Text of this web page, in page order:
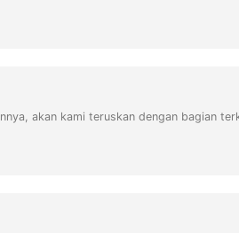
akan kami teruskan dengan bagian